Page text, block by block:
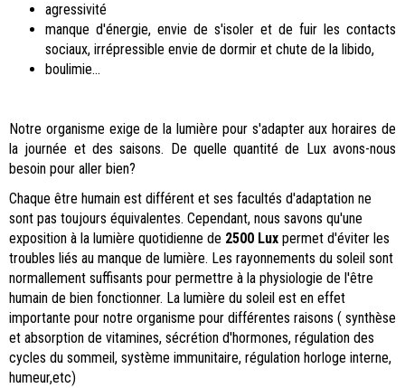
agressivité
manque d'énergie, envie de s'isoler et de fuir les contacts
sociaux, irrépressible envie de dormir et chute de la libido,
boulimie...
Notre organisme exige de la lumière pour s'adapter aux horaires de
la journée et des saisons. De quelle quantité de Lux avons-nous
besoin pour aller bien?
Chaque être humain est différent et ses facultés d'adaptation ne
sont pas toujours équivalentes. Cependant, nous savons qu'une
exposition à la lumière quotidienne de 2500 Lux permet d'éviter les
troubles liés au manque de lumière. Les rayonnements du soleil sont
normallement suffisants pour permettre à la physiologie de l'être
humain de bien fonctionner. La lumière du soleil est en effet
importante pour notre organisme pour différentes raisons ( synthèse
et absorption de vitamines, sécrétion d'hormones, régulation des
cycles du sommeil, système immunitaire, régulation horloge interne,
humeur,etc)